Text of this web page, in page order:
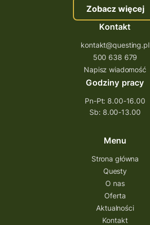
Zobacz więcej
Kontakt
kontakt@questing.pl
500 638 679
Napisz wiadomość
Godziny pracy
Pn-Pt: 8.00-16.00
Sb: 8.00-13.00
Menu
Strona główna
Questy
O nas
Oferta
Aktualności
Kontakt